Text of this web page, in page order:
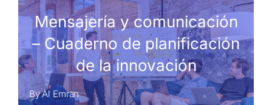
Mensajería y comunicación
– Cuaderno de planificación
de la innovación
ByAl Emran